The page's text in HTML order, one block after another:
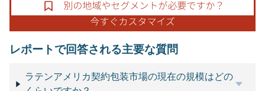
レポートで回答される主要な質問
ラテンアメリカ契約包装市場の現在の規模はどの